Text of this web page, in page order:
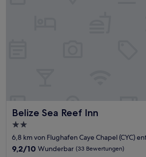
Belize Sea Reef Inn
Belize Sea Reef Inn
2.0-
Sterne-
Unterkunft
6,8 km von Flughafen Caye Chapel (CYC)
9.2
9,2/10 Wunderbar (33 Bewertungen)